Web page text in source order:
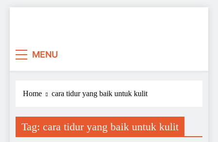
MENU
Home cara tidur yang baik untuk kulit
Tag: cara tidur yang baik untuk kulit